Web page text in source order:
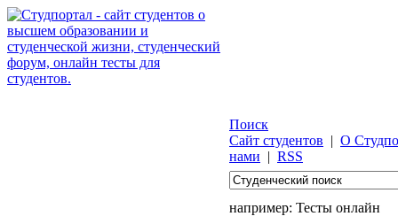
Поиск
Сайт студентов | О
нами | RSS
например: Тесты онлайн